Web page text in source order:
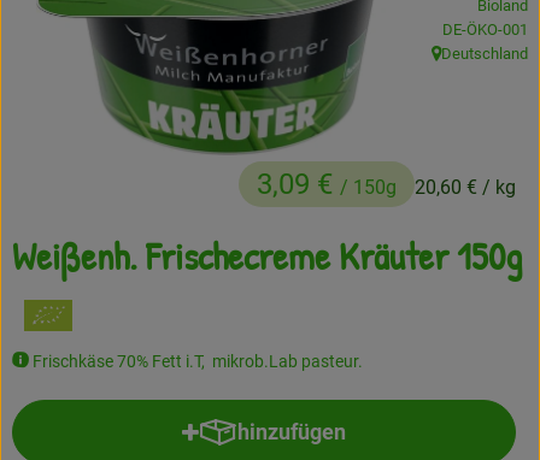
Frisches
Angebote
Naturkosmetik
Drogerie
Weißenh. Frischecreme Kräuter 150g
Frischkäse 70% Fett i.T, mikrob.Lab pasteur.
3,09 € / 150g 20,60 € / kg
Bioland
, Kontrollstelle:
DE-ÖKO-001
, Herkunft:
Deutschland
hinzufügen
Produkt zum Warenkorb